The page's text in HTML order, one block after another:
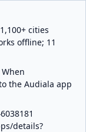
cities
offline; 11
the Audiala app
details?